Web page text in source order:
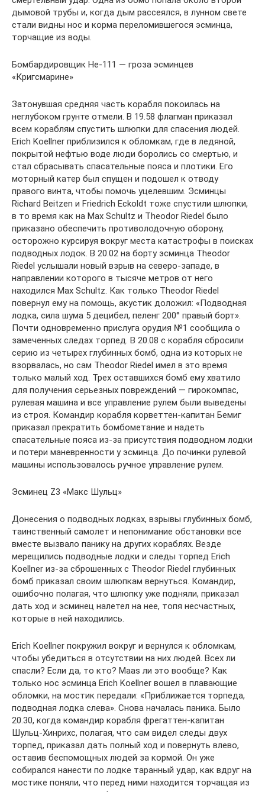
дымовой трубы и, когда дым рассеялся, в лунном свете
стали видны нос и корма переломившегося эсминца,
торчащие из воды.
Бомбардировщик He-111 — гроза эсминцев
«Кригсмарине»
Затонувшая средняя часть корабля покоилась на
неглубоком грунте отмели. В 19.58 флагман приказал
всем кораблям спустить шлюпки для спасения людей.
Erich Koellner приблизился к обломкам, где в ледяной,
покрытой нефтью воде люди боролись со смертью, и
стал сбрасывать спасательные пояса и плотики. Его
моторный катер был спущен и подошел к отводу
правого винта, чтобы помочь уцелевшим. Эсминцы
Richard Beitzen и Friedrich Eckoldt тоже спустили шлюпки,
в то время как на Max Schultz и Theodor Riedel было
приказано обеспечить противолодочную оборону,
осторожно курсируя вокруг места катастрофы в поисках
подводных лодок. В 20.02 на борту эсминца Theodor
Riedel услышали новый взрыв на северо-западе, в
направлении которого в тысяче метров от него
находился Мах Schultz. Как только Theodor Riedel
повернул ему на помощь, акустик доложил: «Подводная
лодка, сила шума 5 децибел, пеленг 200° правый борт».
Почти одновременно прислуга орудия №1 сообщила о
замеченных следах торпед. В 20.08 с корабля сбросили
серию из четырех глубинных бомб, одна из которых не
взорвалась, но сам Theodor Riedel имел в это время
только малый ход. Трех оставшихся бомб ему хватило
для получения серьезных повреждений — гирокомпас,
рулевая машина и все управление рулем были выведены
из строя. Командир корабля корветтен-капитан Бемиг
приказал прекратить бомбометание и надеть
спасательные пояса из-за присутствия подводном лодки
и потери маневренности у эсминца. До починки рулевой
машины использовалось ручное управление рулем.
Эсминец Z3 «Макс Шульц»
Донесения о подводных лодках, взрывы глубинных бомб,
таинственный самолет и непонимание обстановки все
вместе вызвало панику на других кораблях. Везде
мерещились подводные лодки и следы торпед Erich
Koellner из-за сброшенных с Theodor Riedel глубинных
бомб приказал своим шлюпкам вернуться. Командир,
ошибочно полагая, что шлюпку уже подняли, приказал
дать ход и эсминец налетел на нее, топя несчастных,
которые в ней находились.
Erich Koellner покружил вокруг и вернулся к обломкам,
чтобы убедиться в отсутствии на них людей. Всех ли
спасли? Если да, то кто? Maas ли это вообще? Как
только нос эсминца Еrich Koellner вошел в плавающие
обломки, на мостик передали: «Приближается торпеда,
подводная лодка слева». Снова началась паника. Было
20.30, когда командир корабля фрегаттен-капитан
Шульц-Хинрихс, полагая, что сам видел следы двух
торпед, приказал дать полный ход и повернуть влево,
оставив беспомощных людей за кормой. Он уже
собирался нанести по лодке таранный удар, как вдруг на
мостике поняли, что перед ними находится торчащая из